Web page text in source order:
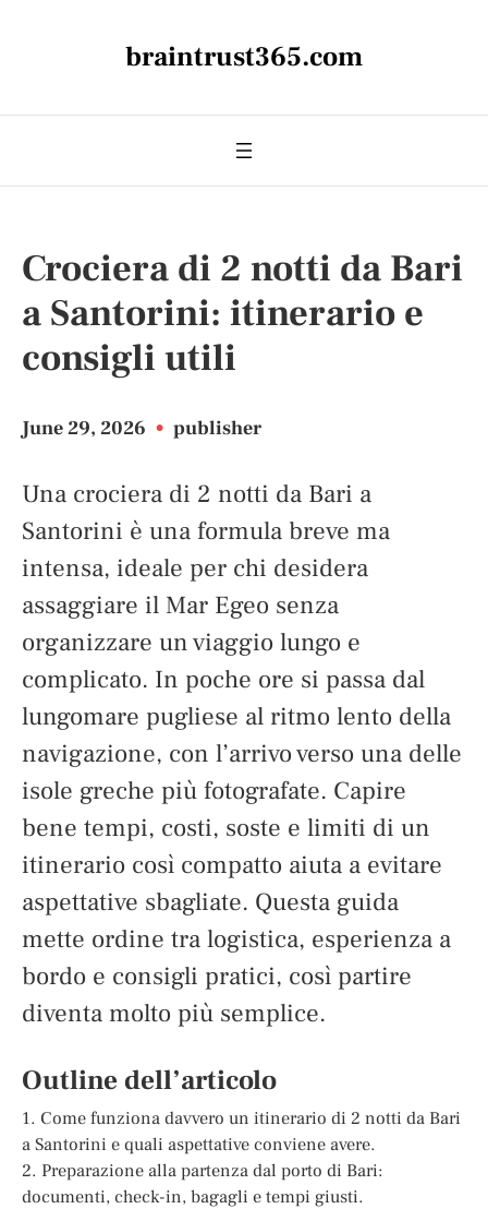
braintrust365.com
Crociera di 2 notti da Bari
a Santorini: itinerario e
consigli utili
June 29, 2026 • publisher
Una crociera di 2 notti da Bari a
Santorini è una formula breve ma
intensa, ideale per chi desidera
assaggiare il Mar Egeo senza
organizzare un viaggio lungo e
complicato. In poche ore si passa dal
lungomare pugliese al ritmo lento della
navigazione, con l’arrivo verso una delle
isole greche più fotografate. Capire
bene tempi, costi, soste e limiti di un
itinerario così compatto aiuta a evitare
aspettative sbagliate. Questa guida
mette ordine tra logistica, esperienza a
bordo e consigli pratici, così partire
diventa molto più semplice.
Outline dell’articolo
1. Come funziona davvero un itinerario di 2 notti da Bari
a Santorini e quali aspettative conviene avere.
2. Preparazione alla partenza dal porto di Bari:
documenti, check-in, bagagli e tempi giusti.